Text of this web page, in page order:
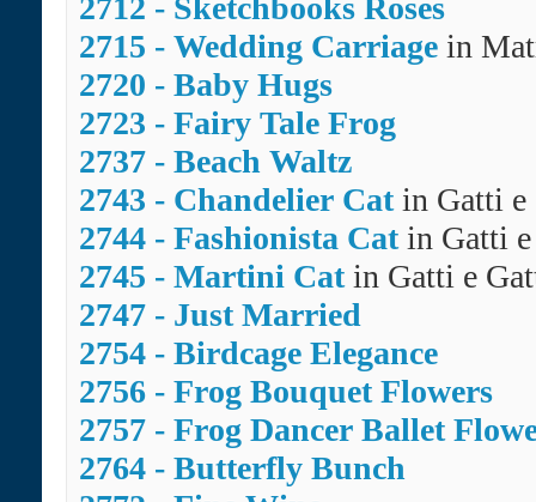
2712 - Sketchbooks Roses
2715 - Wedding Carriage in
2720 - Baby Hugs
2723 - Fairy Tale Frog
2737 - Beach Waltz
2743 - Chandelier Catin Gatti e
2744 - Fashionista Catin Gatti
2745 - Martini Catin Gatti e
2747 - Just Married
2754 - Birdcage Elegance
2756 - Frog Bouquet Flowers
2757 - Frog Dancer Ballet
2764 - Butterfly Bunch